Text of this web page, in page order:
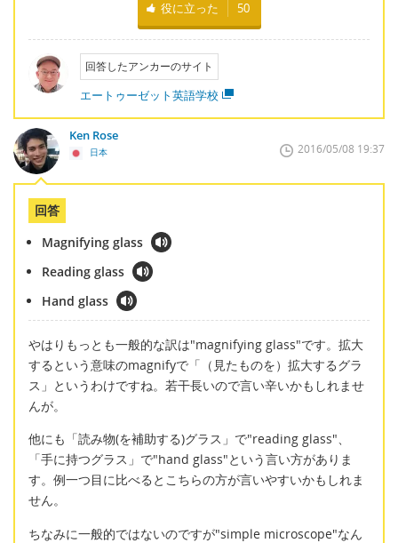
役に立った 50
回答したアンカーのサイト
エートゥーゼット英語学校
Ken Rose
日本 2016/05/08 19:37
回答
Magnifying glass
Reading glass
Hand glass
やはりもっとも一般的な訳は"magnifying glass"です。拡大
するという意味のmagnifyで「（見たものを）拡大するグラ
ス」というわけですね。若干長いので言い辛いかもしれませ
んが。
他にも「読み物(を補助する)グラス」で"reading glass"、
「手に持つグラス」で"hand glass"という言い方がありま
す。例一つ目に比べるとこちらの方が言いやすいかもしれま
せん。
ちなみに一般的ではないのですが"simple microscope"なん